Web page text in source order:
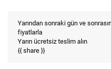
Yarından sonraki gün ve
fiyatlarla
Yarın ücretsiz teslim alın
{{ share }}